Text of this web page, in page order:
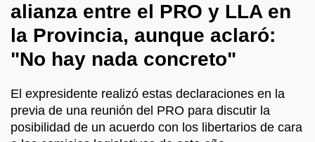
alianza entre el PRO y LLA en
la Provincia, aunque aclaró:
"No hay nada concreto"
El expresidente realizó estas declaraciones en la
previa de una reunión del PRO para discutir la
posibilidad de un acuerdo con los libertarios de cara